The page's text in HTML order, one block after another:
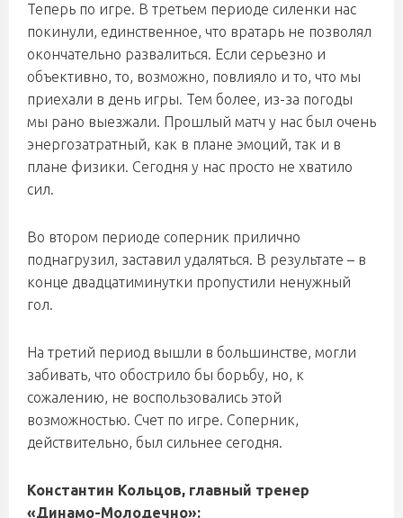
Теперь по игре. В третьем периоде силенки нас
покинули, единственное, что вратарь не позволял
окончательно развалиться. Если серьезно и
объективно, то, возможно, повлияло и то, что мы
приехали в день игры. Тем более, из-за погоды
мы рано выезжали. Прошлый матч у нас был очень
энергозатратный, как в плане эмоций, так и в
плане физики. Сегодня у нас просто не хватило
сил.
Во втором периоде соперник прилично
поднагрузил, заставил удаляться. В результате – в
конце двадцатиминутки пропустили ненужный
гол.
На третий период вышли в большинстве, могли
забивать, что обострило бы борьбу, но, к
сожалению, не воспользовались этой
возможностью. Счет по игре. Соперник,
действительно, был сильнее сегодня.
Константин Кольцов, главный тренер
«Динамо-Молодечно»: